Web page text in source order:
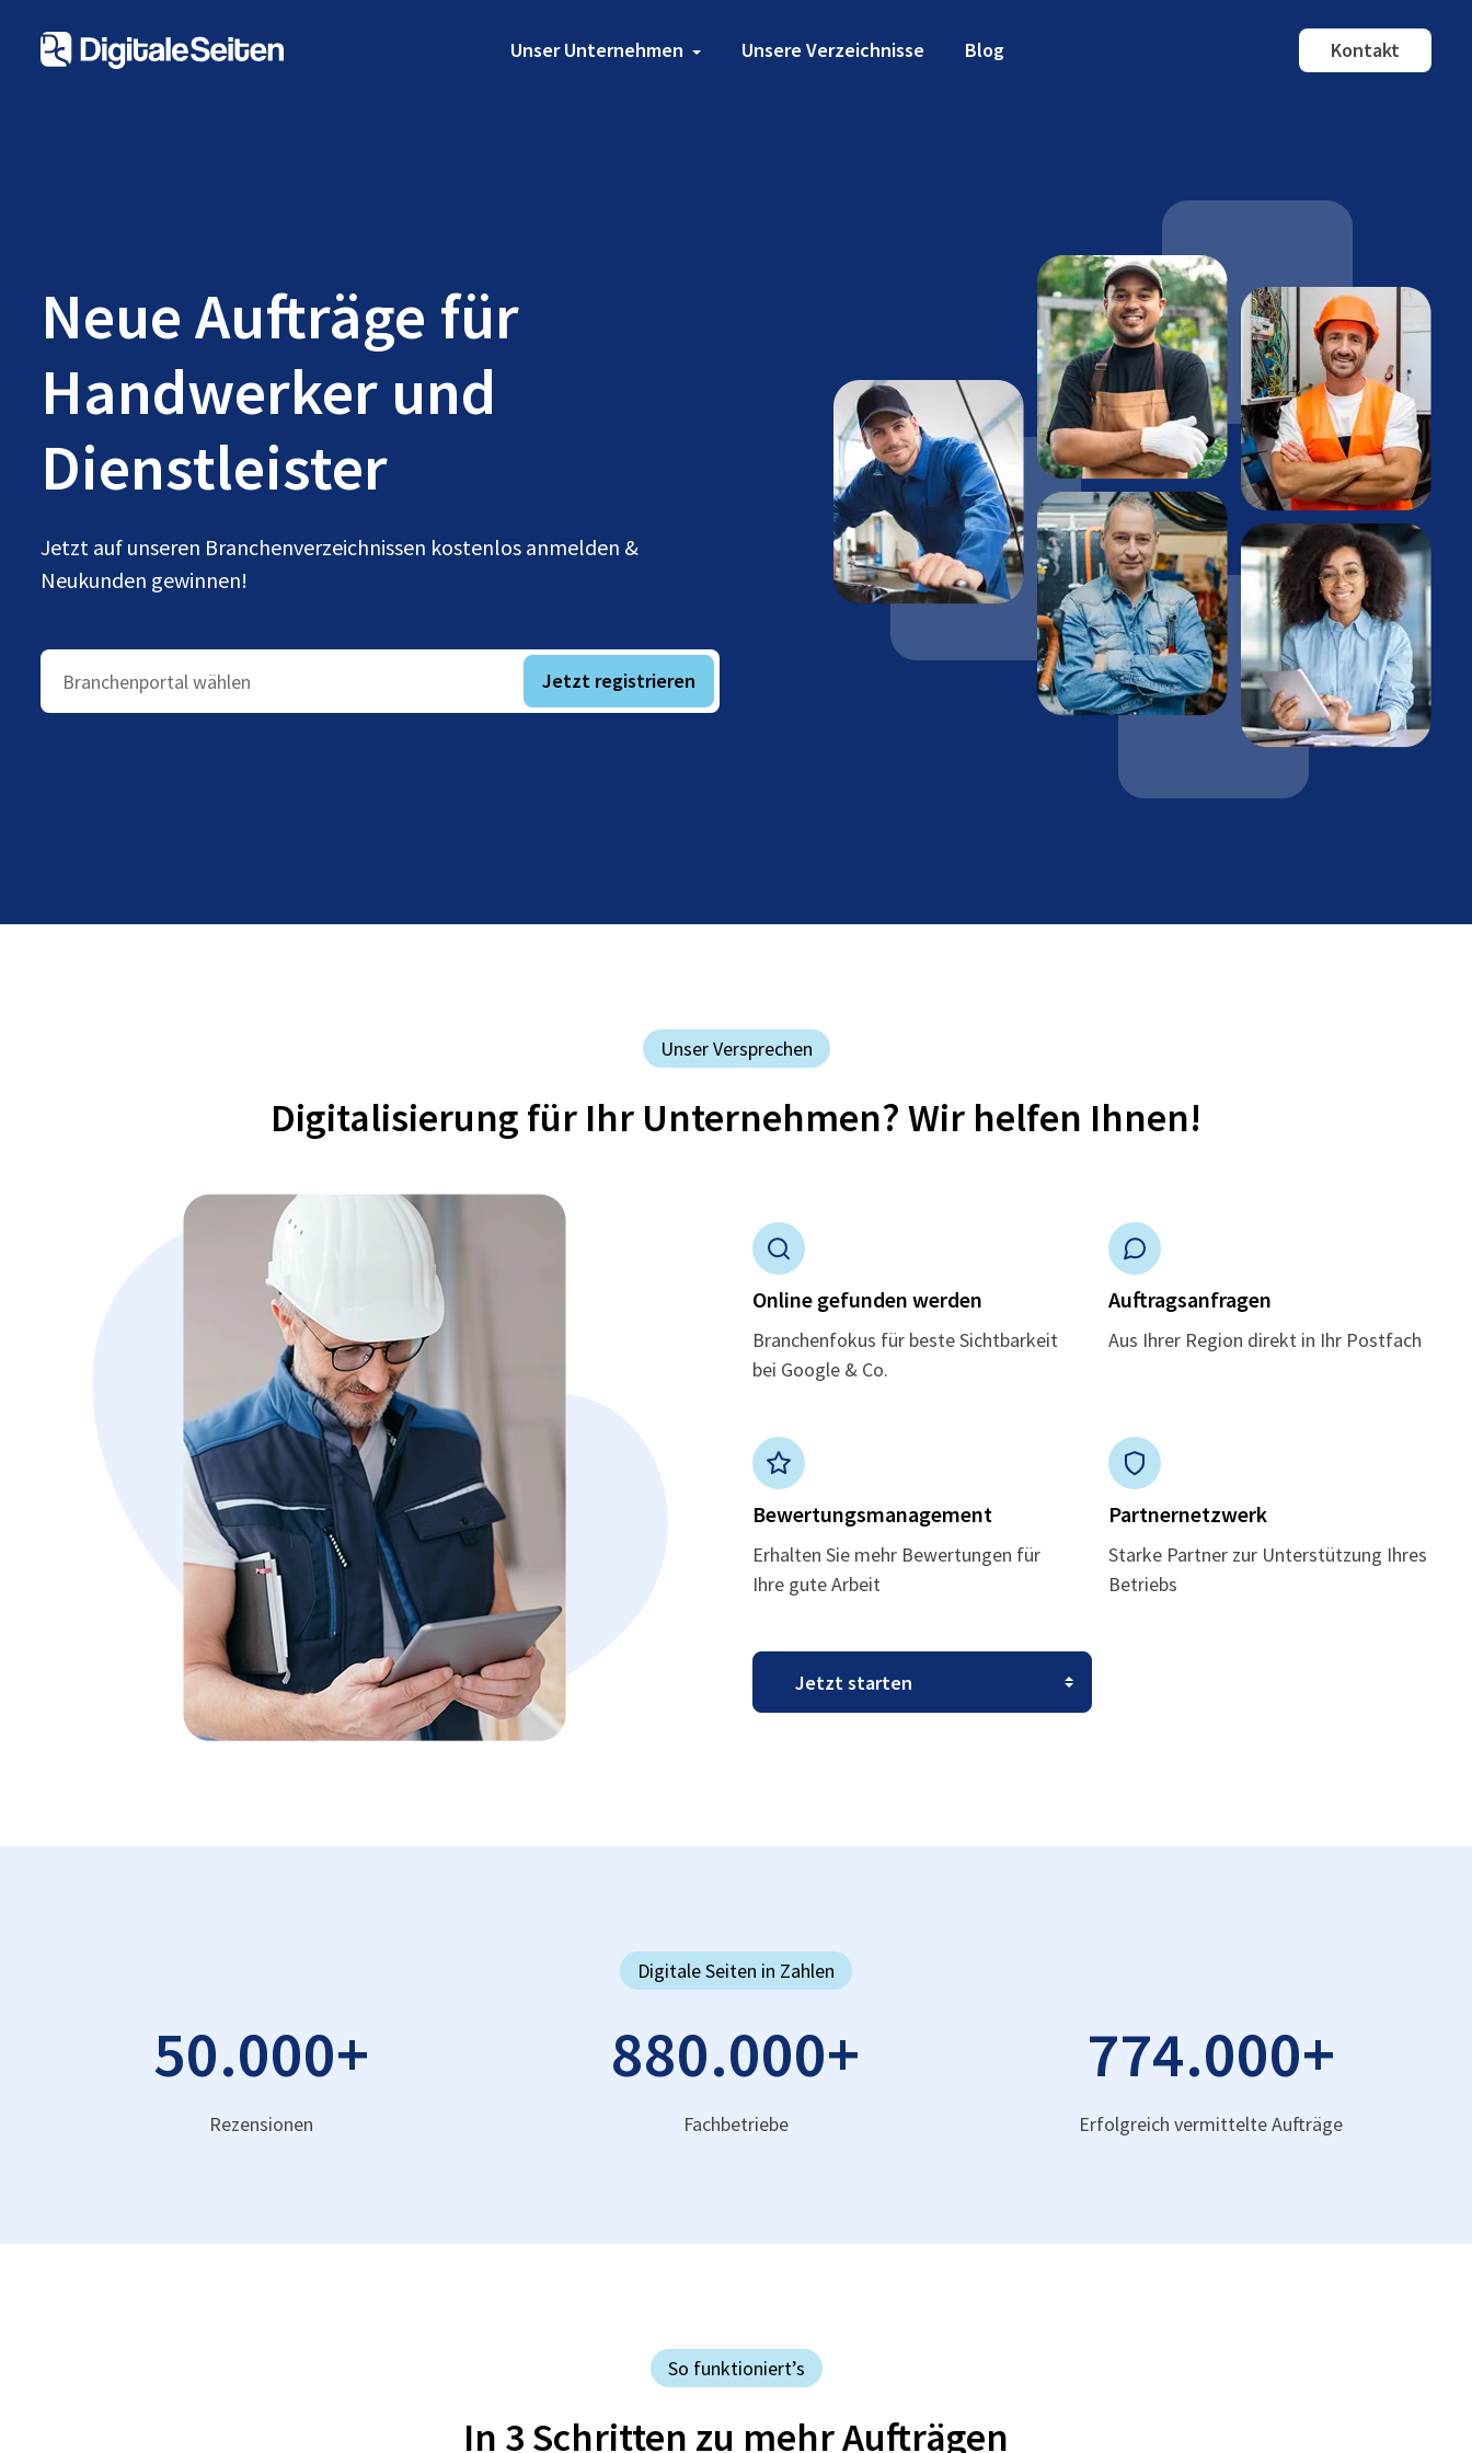
Unser Unternehmen Unsere Verzeichnisse Blog Kontakt
Neue Aufträge für
Handwerker und
Dienstleister
Jetzt auf unseren Branchenverzeichnissen kostenlos anmelden &
Neukunden gewinnen!
Branchenportal wählen Jetzt registrieren
Unser Versprechen
Digitalisierung für Ihr Unternehmen? Wir helfen Ihnen!
Online gefunden werden
Branchenfokus für beste Sichtbarkeit
bei Google & Co.
Auftragsanfragen
Aus Ihrer Region direkt in Ihr Postfach
Bewertungsmanagement
Erhalten Sie mehr Bewertungen für
Ihre gute Arbeit
Partnernetzwerk
Starke Partner zur Unterstützung Ihres
Betriebs
Digitale Seiten in Zahlen
50.000+
Rezensionen
880.000+
Fachbetriebe
774.000+
Erfolgreich vermittelte Aufträge
So funktioniert’s
In 3 Schritten zu mehr Aufträgen